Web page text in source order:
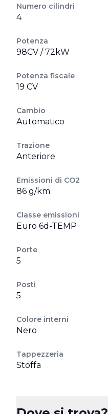
Numero cilindri
4
Potenza
98CV / 72kW
Potenza fiscale
19 CV
Cambio
Automatico
Trazione
Anteriore
Emissioni di CO2
86 g/km
Classe emissioni
Euro 6d-TEMP
Porte
5
Posti
5
Colore interni
Nero
Tappezzeria
Stoffa